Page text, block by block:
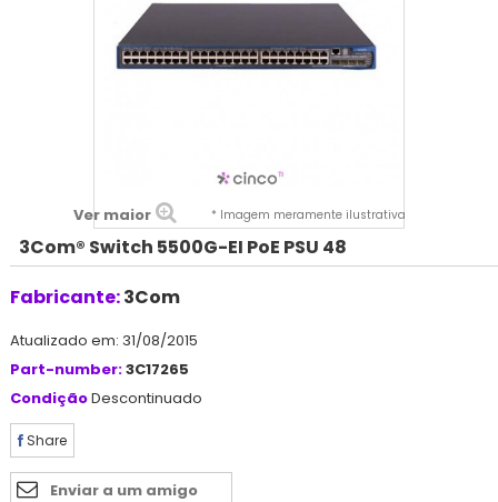
Ver maior * Imagem meramente ilustrativa
3Com® Switch 5500G-EI PoE PSU 48
Fabricante:3Com
Atualizado em: 31/08/2015
Part-number:3C17265
CondiçãoDescontinuado
Share
Enviar a um amigo